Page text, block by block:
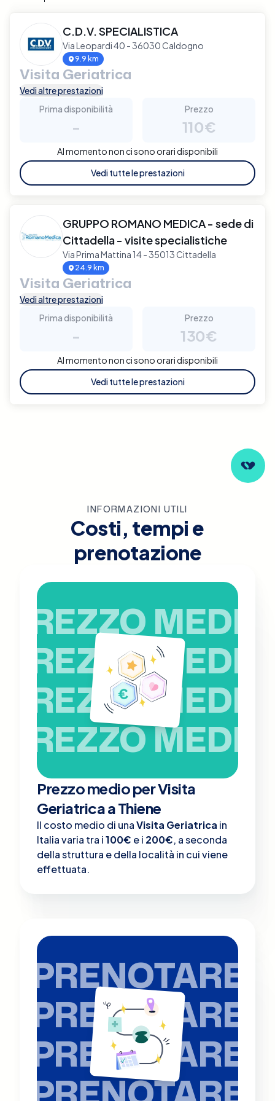
C.D.V. SPECIALISTICA
Via Leopardi 40 - 36030 Caldogno
9.9 km
Visita Geriatrica
Vedi altre prestazioni
Prima disponibilità
-
Prezzo
110€
Al momento non ci sono orari disponibili
Vedi tutte le prestazioni
GRUPPO ROMANO MEDICA - sede di
Cittadella - visite specialistiche
Via Prima Mattina 14 - 35013 Cittadella
24.9 km
Visita Geriatrica
Vedi altre prestazioni
Prima disponibilità
-
Prezzo
130€
Al momento non ci sono orari disponibili
Vedi tutte le prestazioni
INFORMAZIONI UTILI
Costi, tempi e
prenotazione
PREZZO MEDIO
PREZZO MEDIO
PREZZO MEDIO
PREZZO MEDIO
Prezzo medio per Visita
Geriatrica a Thiene
Il costo medio di unaVisita Geriatrica in
Italia varia tra i100€ e i 200€, a seconda
della struttura e della località in cui viene
effettuata.
PRENOTARE
PRENOTARE
PRENOTARE